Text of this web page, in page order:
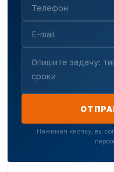
Нажимая кнопку, вы